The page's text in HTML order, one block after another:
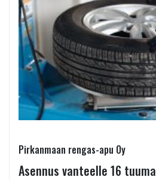
Pirkanmaan rengas-apu Oy
Asennus vanteelle 16